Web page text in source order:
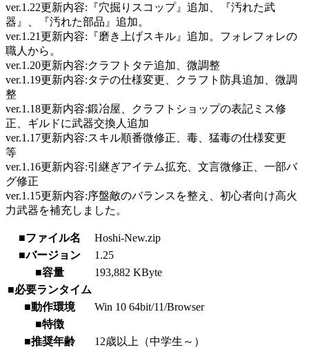
ver.1.22更新内容:『穴掘りスコップ』追加、『汚れた武
器』、『汚れた部品』追加。
ver.1.21更新内容:『磨き上げスキル』追加。フォレフォレの
職人から。
ver.1.20更新内容:クラフトタテ追加、微調整
ver.1.19更新内容:タテの仕様変更、クラフト防具追加、微調
整
ver.1.18更新内容:鍛冶屋、クラフトショップの表記ミス修
正、ギルドに武器交換人追加
ver.1.17更新内容:スキル順番微修正、毒、猛毒の仕様変更
等
ver.1.16更新内容:引継ぎアイテム拡充、文言微修正、一部バ
グ修正
ver.1.15更新内容:序盤敵のバランスを整え、初心者向け高火
力武器を補充しました。
■ファイル名
Hoshi-New.zip
■バージョン
1.25
■容量
193,882 KByte
■必要ランタイム
■動作環境
Win 10 64bit/11/Browser
■特徴
■推奨年齢
12歳以上（中学生～）